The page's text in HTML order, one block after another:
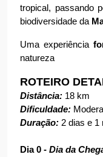
tropical, passando
biodiversidade da
Uma experiência
natureza
ROTEIRO
Distância: 18 km
Dificuldade:
Duração: 2 dias e 1
Dia 0 - Dia da